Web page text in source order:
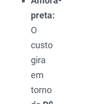
preta:
O
custo
gira
em
torno